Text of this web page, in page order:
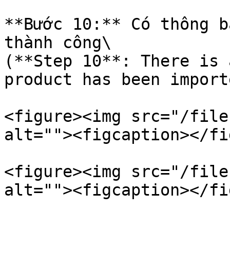
**Bước 10:** Có thông
thành công\
(**Step 10**: There
product has been
<figure><img src="/files/
alt=""><figcaption></
<figure><img src="/